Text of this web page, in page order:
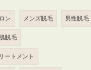
ン メンズ脱毛 男性脱毛
脱毛
ートメント